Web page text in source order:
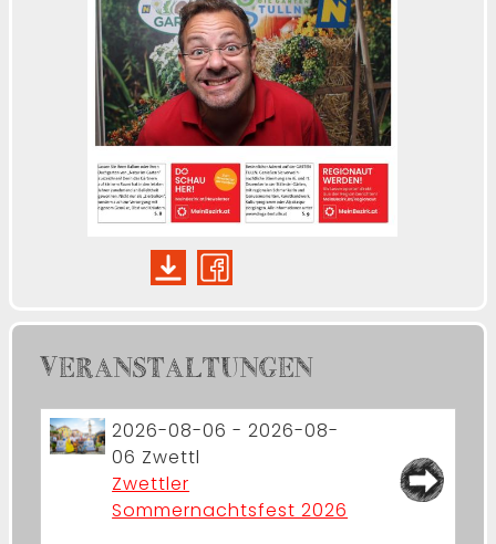
VERANSTALTUNGEN
2026-08-06 - 2026-08-
06 Zwettl
Zwettler
Sommernachtsfest 2026